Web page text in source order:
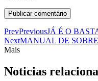
PrevPreviousJÁ É O
NextMANUAL DE
Mais
Noticias